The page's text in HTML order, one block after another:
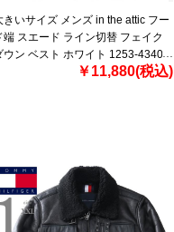
きいサイズ メンズ in the attic フー
端 スエード ライン切替 フェイク
ウン ベスト ホワイト 1253-4340-1
￥11,880(税込)